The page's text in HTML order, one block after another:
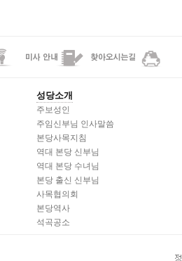
성당소개
주보성인
주임신부님 인사말씀
본당사목지침
역대 본당 신부님
역대 본당 수녀님
본당 출신 신부님
사목협의회
본당역사
석곡공소